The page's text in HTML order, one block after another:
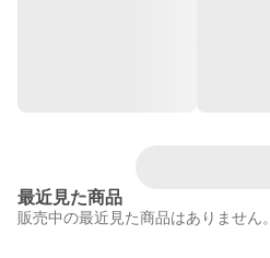
最近見た商品
販売中の最近見た商品はありません。